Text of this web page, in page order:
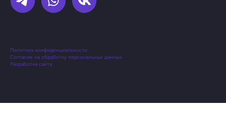
Политика конфиденциальности
Согласие на обработку персональных данных
Разработка сайта